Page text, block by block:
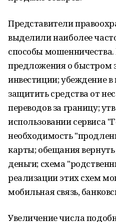
Представители
выделили наиболее
способы мошенничества.
предложения о быстром
инвестиции; убеждение
защитить средства от
переводов за границу;
использовании сервиса
необходимость
карты; обещания
деньги; схема
реализации этих схем
мобильная связь,
Увеличение числа